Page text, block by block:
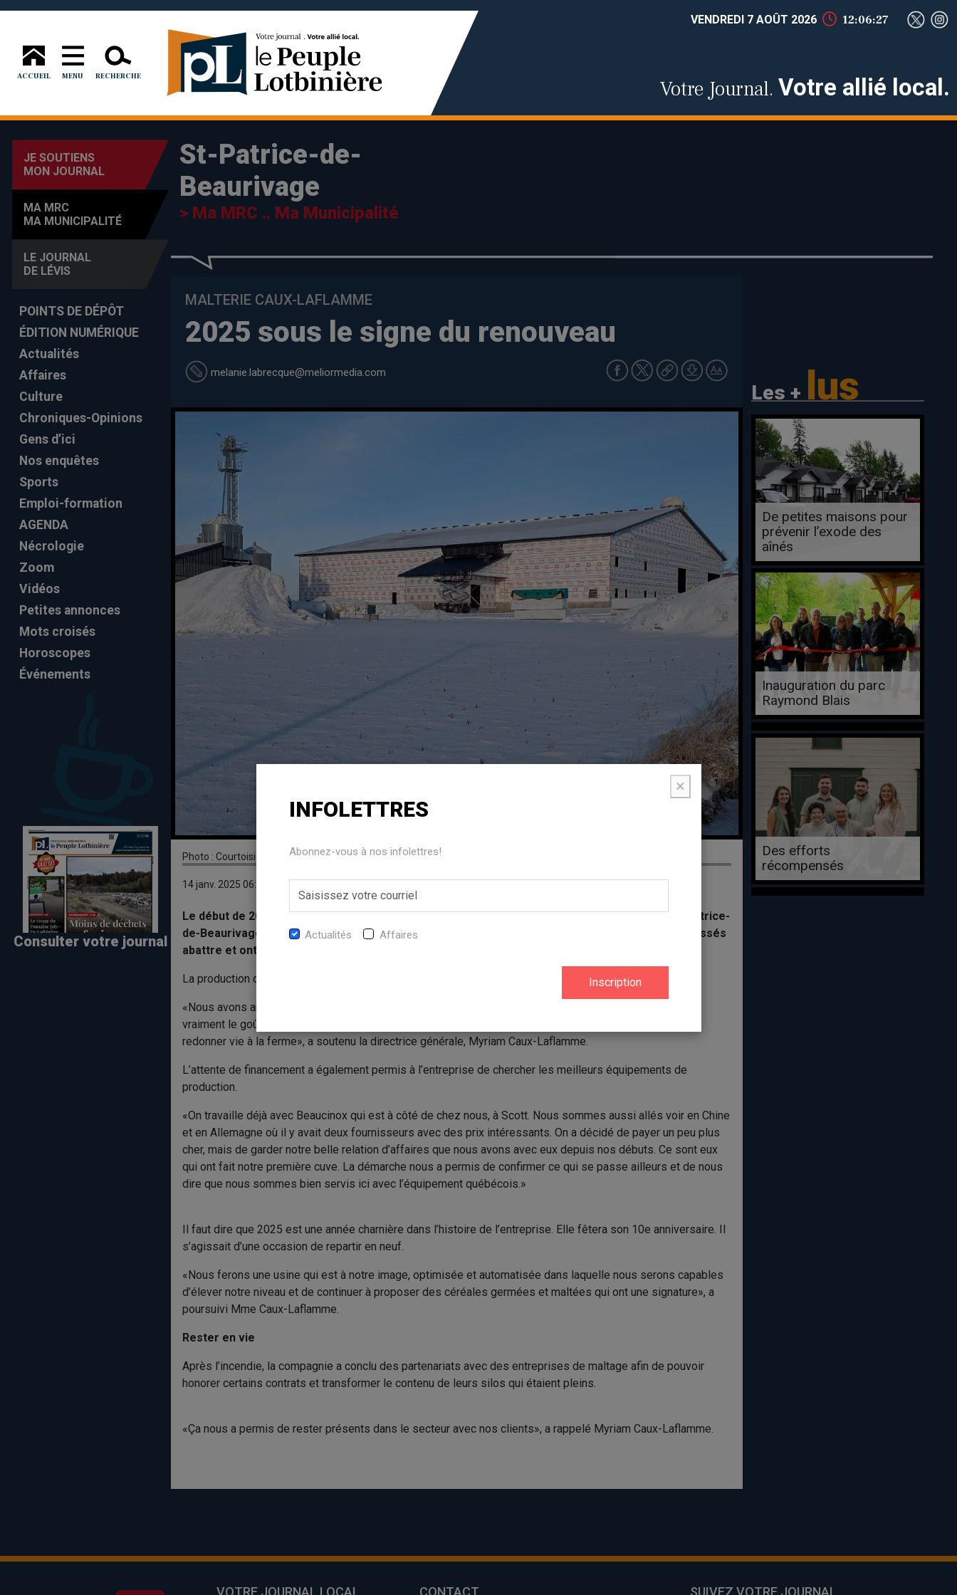
ACCUEIL MENU RECHERCHE
VENDREDI 7 AOÛT 2026 12:06:28
Votre Journal. Votre allié local.
JE SOUTIENS
MON JOURNAL
MA MRC
MA MUNICIPALITÉ
LE JOURNAL
DE LÉVIS
POINTS DE DÉPÔT
ÉDITION NUMÉRIQUE
Actualités
Affaires
Culture
Chroniques-Opinions
Gens d’ici
Nos enquêtes
Sports
Emploi-formation
AGENDA
Nécrologie
Zoom
Vidéos
Petites annonces
Mots croisés
Horoscopes
Événements
Consulter votre journal
St-Patrice-de-
Beaurivage
> Ma MRC .. Ma Municipalité
MALTERIE CAUX-LAFLAMME
2025 sous le signe du renouveau
melanie.labrecque@meliormedia.com
Les + lus
Photo : Courtoisie
14 janv. 2025 06:54
Le début de 2024 a été difficile pour les propriétaires de la Malterie Caux-Laflamme, de Saint-Patrice-
de-Beaurivage, avec l’incendie qui a détruit leurs infrastructures. Pourtant, ils ne se sont pas laissés
abattre et ont commencé les travaux de réaménagement dans la dernière partie de 2024.
La production devrait être relancée ce printemps avec des installations entièrement automatisées.
«Nous avons analysé toutes les options pour l’équipement, voir ce que nous ferions et si nous avions
vraiment le goût de nous réinvestir. C’est un projet d’envergure. Finalement, nous étions tous motivés à
redonner vie à la ferme», a soutenu la directrice générale, Myriam Caux-Laflamme.
L’attente de financement a également permis à l’entreprise de chercher les meilleurs équipements de
production.
«On travaille déjà avec Beaucinox qui est à côté de chez nous, à Scott. Nous sommes aussi allés voir en Chine
et en Allemagne où il y avait deux fournisseurs avec des prix intéressants. On a décidé de payer un peu plus
cher, mais de garder notre belle relation d’affaires que nous avons avec eux depuis nos débuts. Ce sont eux
qui ont fait notre première cuve. La démarche nous a permis de confirmer ce qui se passe ailleurs et de nous
dire que nous sommes bien servis ici avec l’équipement québécois.»
Il faut dire que 2025 est une année charnière dans l’histoire de l’entreprise. Elle fêtera son 10e anniversaire. Il
s’agissait d’une occasion de repartir en neuf.
«Nous ferons une usine qui est à notre image, optimisée et automatisée dans laquelle nous serons capables
d’élever notre niveau et de continuer à proposer des céréales germées et maltées qui ont une signature», a
poursuivi Mme Caux-Laflamme.
Rester en vie
Après l’incendie, la compagnie a conclu des partenariats avec des entreprises de maltage afin de pouvoir
honorer certains contrats et transformer le contenu de leurs silos qui étaient pleins.
«Ça nous a permis de rester présents dans le secteur avec nos clients», a rappelé Myriam Caux-Laflamme.
De petites maisons pour
prévenir l’exode des
aînés
Inauguration du parc
Raymond Blais
Des efforts
récompensés
INFOLETTRES
×
Abonnez-vous à nos infolettres!
Actualités Affaires